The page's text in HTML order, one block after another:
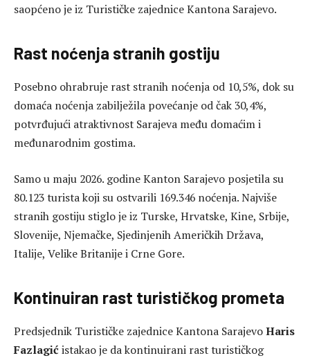
saopćeno je iz Turističke zajednice Kantona Sarajevo.
Rast noćenja stranih gostiju
Posebno ohrabruje rast stranih noćenja od 10,5%, dok su
domaća noćenja zabilježila povećanje od čak 30,4%,
potvrđujući atraktivnost Sarajeva među domaćim i
međunarodnim gostima.
Samo u maju 2026. godine Kanton Sarajevo posjetila su
80.123 turista koji su ostvarili 169.346 noćenja. Najviše
stranih gostiju stiglo je iz Turske, Hrvatske, Kine, Srbije,
Slovenije, Njemačke, Sjedinjenih Američkih Država,
Italije, Velike Britanije i Crne Gore.
Kontinuiran rast turističkog prometa
Predsjednik Turističke zajednice Kantona SarajevoHaris
Fazlagićistakao je da kontinuirani rast turističkog